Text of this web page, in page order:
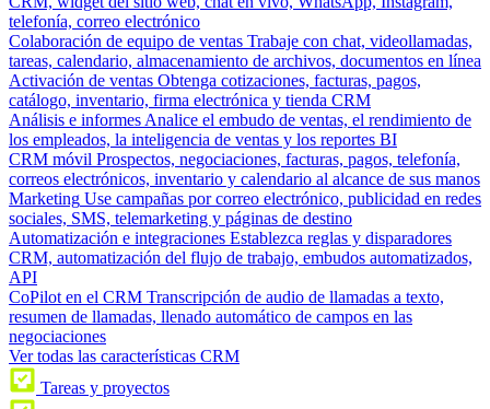
telefonía, correo electrónico
Colaboración de equipo de ventas Trabaje con chat, videollamadas,
tareas, calendario, almacenamiento de archivos, documentos en línea
Activación de ventas Obtenga cotizaciones, facturas, pagos,
catálogo, inventario, firma electrónica y tienda CRM
Análisis e informes Analice el embudo de ventas, el rendimiento de
los empleados, la inteligencia de ventas y los reportes BI
CRM móvil Prospectos, negociaciones, facturas, pagos, telefonía,
correos electrónicos, inventario y calendario al alcance de sus manos
Marketing Use campañas por correo electrónico, publicidad en redes
sociales, SMS, telemarketing y páginas de destino
Automatización e integraciones Establezca reglas y disparadores
CRM, automatización del flujo de trabajo, embudos automatizados,
API
CoPilot en el CRM Transcripción de audio de llamadas a texto,
resumen de llamadas, llenado automático de campos en las
negociaciones
Ver todas las características CRM
Tareas y proyectos